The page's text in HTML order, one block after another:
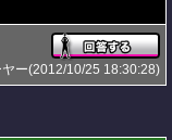
ー(2012/10/25 18:30:28)